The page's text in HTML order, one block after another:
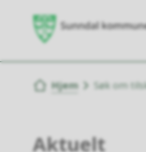
Du er her:
Hjem Søk om
Aktuelt